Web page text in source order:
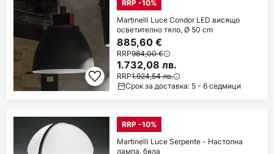
RRP -10%
Martinelli Luce Condor LED висящо
осветително тяло, Ø 50 cm
885,60 €
RRP984,00 €
1.732,08 лв.
RRP1.924,54 лв.
Срок за доставка: 5 - 6 седмици
RRP -10%
Martinelli Luce Serpente - Настолна
лампа, бяла